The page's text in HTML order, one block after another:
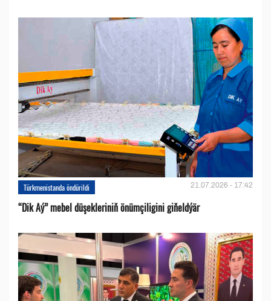
Türkmenistanda öndürildi 21.07.2026 - 17:42
“Dik Aý” mebel düşekleriniň önümçiligini giňeldýär